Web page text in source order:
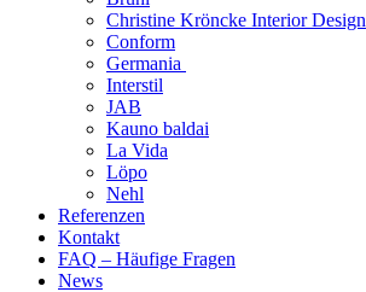
Christine Kröncke Interior Design
Conform
Germania
Interstil
JAB
Kauno baldai
La Vida
Löpo
Nehl
Referenzen
Kontakt
FAQ – Häufige Fragen
News